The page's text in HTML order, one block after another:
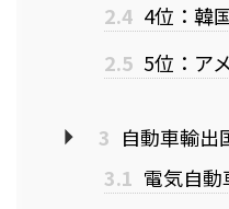
2.4 4位：韓
2.5 5位：ア
3 自動車輸出
3.1 電気自